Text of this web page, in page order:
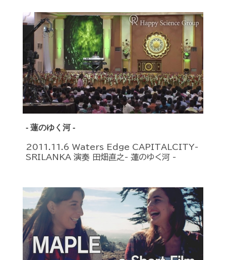
- 蓮のゆく河 -
2011.11.6 Waters Edge CAPITALCITY-
SRILANKA 演奏 田畑直之- 蓮のゆく河 -